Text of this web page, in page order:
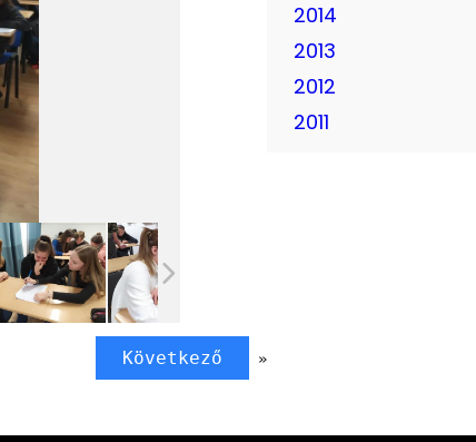
Következő »
2014
2013
2012
2011